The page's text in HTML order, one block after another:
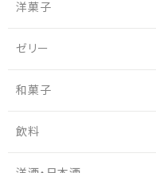
洋菓子
ゼリー
和菓子
飲料